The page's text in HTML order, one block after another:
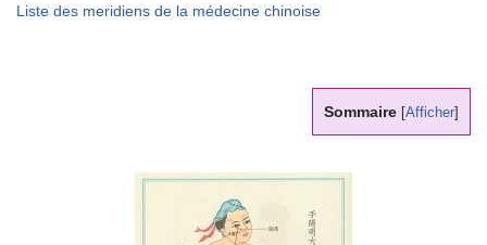
Liste des meridiens de la médecine chinoise
Sommaire [Afficher]